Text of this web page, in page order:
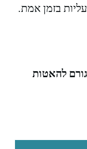
בזמן אמת.
להאטות